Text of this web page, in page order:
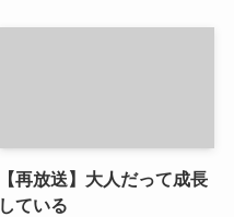
【再放送】大人だって成長
している